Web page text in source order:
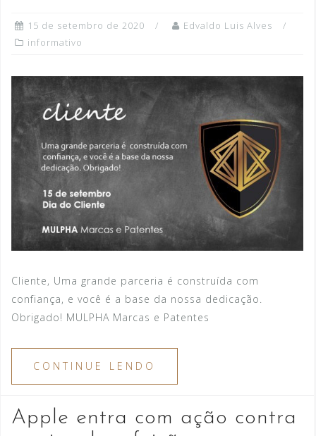
15 de setembro de 2020
Edvaldo Luis Alves
informativo
Cliente, Uma grande parceria é construída com
confiança, e você é a base da nossa dedicação.
Obrigado! MULPHA Marcas e Patentes
CONTINUE LENDO
Apple entra com ação contra